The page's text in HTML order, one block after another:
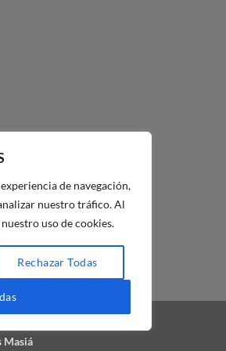
de navegación,
nuestro tráfico. Al
uso de cookies.
Rechazar Todas
TIENDA
Masiá